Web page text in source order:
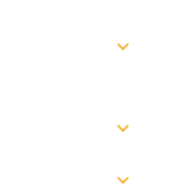


